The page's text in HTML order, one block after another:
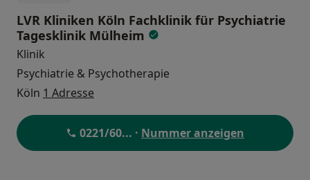
LVR Kliniken Köln Fachklinik für Psychiatrie
Tagesklinik Mülheim
Klinik
Psychiatrie & Psychotherapie
Köln 1 Adresse
0221/60... · Nummer anzeigen